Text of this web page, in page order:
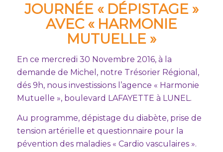
JOURNÉE « DÉPISTAGE »
AVEC « HARMONIE
MUTUELLE »
En ce mercredi 30 Novembre 2016, à la
demande de Michel, notre Trésorier Régional,
dés 9h, nous investissions l’agence « Harmonie
Mutuelle », boulevard LAFAYETTE à LUNEL.
Au programme, dépistage du diabète, prise de
tension artérielle et questionnaire pour la
pévention des maladies « Cardio vasculaires ».